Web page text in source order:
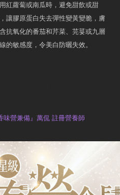
紅蘿蔔或南瓜時，避免甜飲或甜
讓膠原蛋白失去彈性變黃變脆，膚
抗氧化的番茄和芹菜、芫荽或九層
的敏感度，令美白防曬失效。
味營兼備』萬侃 註冊營養師